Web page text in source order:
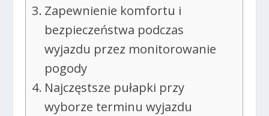
Zapewnienie komfortu i
bezpieczeństwa podczas
wyjazdu przez monitorowanie
pogody
Najczęstsze pułapki przy
wyborze terminu wyjazdu